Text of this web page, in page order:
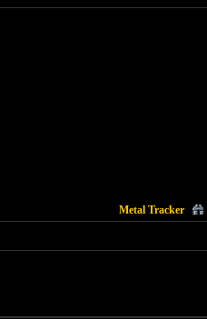
Metal Tracker